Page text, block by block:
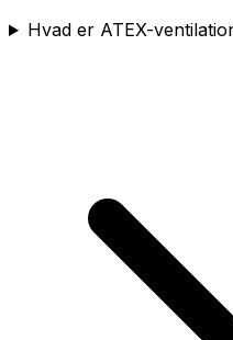
Hvad er ATEX-